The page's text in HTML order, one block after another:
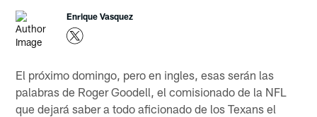
Enrique Vasquez
El próximo domingo, pero en ingles, esas serán las
palabras de Roger Goodell, el comisionado de la NFL
que dejará saber a todo aficionado de los Texans el